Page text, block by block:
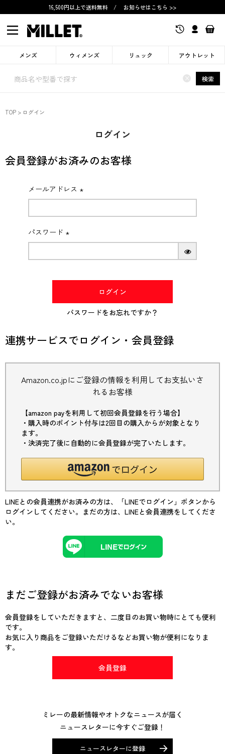
16,500円以上で送料無料 / お知らせはこちら >>
メンズ ウィメンズ リュック アウトレット
× 検索
TOP ログイン
ログイン
会員登録がお済みのお客様
メールアドレス
(必
パスワード
(必
ログイン
パスワードをお忘れですか？
連携サービスでログイン・会員登録
Amazon.co.jpにご登録の情報を利用してお支払いさ
れるお客様
【amazon payを利用して初回会員登録を行う場合】
・購入時のポイント付与は2回目の購入からが対象となり
ます。
・決済完了後に自動的に会員登録が完了いたします。
LINEとの会員連携がお済みの方は、「LINEでログイン」ボタンから
ログインしてください。まだの方は、 LINEと会員連携をしてくださ
い。
まだご登録がお済みでないお客様
会員登録をしていただきますと、二度目のお買い物時にとても便利
です。
お気に入り商品をご登録いただけるなどお買い物が便利になりま
す。
会員登録
ミレーの最新情報やオトクなニュースが届く
ニュースレターに今すぐご登録！
ニュースレターに登録